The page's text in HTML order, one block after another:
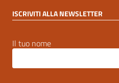
ISCRIVITI ALLA NEWSLETTER
Il tuo nome